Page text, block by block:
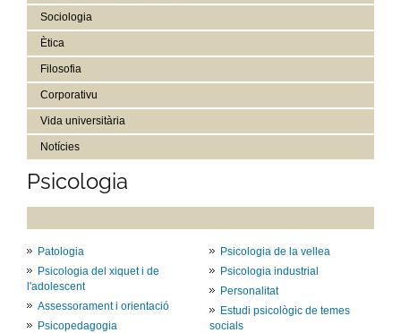
Sociologia
Ètica
Filosofia
Corporativu
Vida universitària
Notícies
Psicologia
Patologia
Psicologia del xiquet i de
l'adolescent
Assessorament i orientació
Psicopedagogia
Psicologia de la vellea
Psicologia industrial
Personalitat
Estudi psicològic de temes
socials